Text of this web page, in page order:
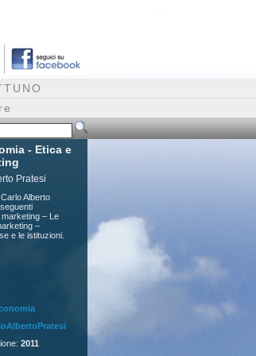
- Etica e
Pratesi
Alberto
– Le
–
e le istituzioni.
2011